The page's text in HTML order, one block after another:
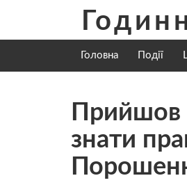
content
Головна Події
Прийшов
знати